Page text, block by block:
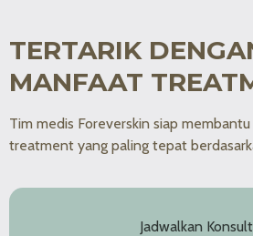
TERTARIK
MANFAAT
Tim medis Foreverskin siap
treatment yang paling tepat
Jadwalkan